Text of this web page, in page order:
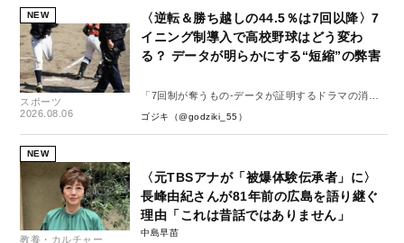
NEW
スポーツ
2026.08.06
〈逆転＆勝ち越しの44.5％は7回以降〉7
イニング制導入で高校野球はどう変わ
る？ データが明らかにする“短縮”の弊害
「7回制が奪うもの-データが証明するドラマの消
失-」
ゴジキ（@godziki_55）
NEW
教養・カルチャー
〈元TBSアナが「被爆体験伝承者」に〉
長峰由紀さんが81年前の広島を語り継ぐ
理由「これは昔話ではありません」
中島早苗